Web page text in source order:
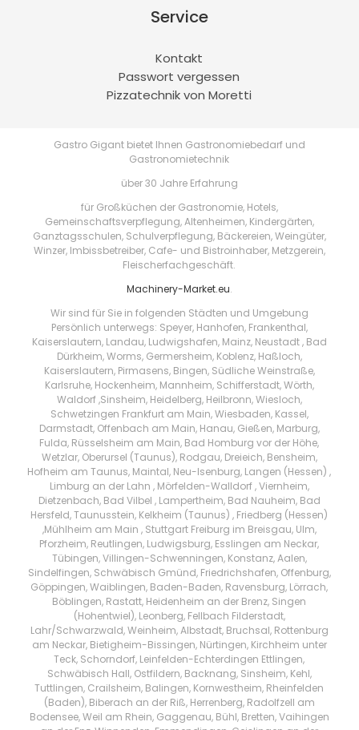
Service
Kontakt
Passwort vergessen
Pizzatechnik von Moretti
Gastro Gigant bietet Ihnen Gastronomiebedarf und
Gastronomietechnik
über 30 Jahre Erfahrung
für Großküchen der Gastronomie, Hotels,
Gemeinschaftsverpflegung, Altenheimen, Kindergärten,
Ganztagsschulen, Schulverpflegung, Bäckereien, Weingüter,
Winzer, Imbissbetreiber, Cafe- und Bistroinhaber, Metzgerein,
Fleischerfachgeschäft.
Machinery-Market.eu.
Wir sind für Sie in folgenden Städten und Umgebung
Persönlich unterwegs: Speyer, Hanhofen, Frankenthal,
Kaiserslautern, Landau, Ludwigshafen, Mainz, Neustadt , Bad
Dürkheim, Worms, Germersheim, Koblenz, Haßloch,
Kaiserslautern, Pirmasens, Bingen, Südliche Weinstraße,
Karlsruhe, Hockenheim, Mannheim, Schifferstadt, Wörth,
Waldorf ,Sinsheim, Heidelberg, Heilbronn, Wiesloch,
Schwetzingen Frankfurt am Main, Wiesbaden, Kassel,
Darmstadt, Offenbach am Main, Hanau, Gießen, Marburg,
Fulda, Rüsselsheim am Main, Bad Homburg vor der Höhe,
Wetzlar, Oberursel (Taunus), Rodgau, Dreieich, Bensheim,
Hofheim am Taunus, Maintal, Neu-Isenburg, Langen (Hessen) ,
Limburg an der Lahn , Mörfelden-Walldorf , Viernheim,
Dietzenbach, Bad Vilbel , Lampertheim, Bad Nauheim, Bad
Hersfeld, Taunusstein, Kelkheim (Taunus) , Friedberg (Hessen)
,Mühlheim am Main , Stuttgart Freiburg im Breisgau, Ulm,
Pforzheim, Reutlingen, Ludwigsburg, Esslingen am Neckar,
Tübingen, Villingen-Schwenningen, Konstanz, Aalen,
Sindelfingen, Schwäbisch Gmünd, Friedrichshafen, Offenburg,
Göppingen, Waiblingen, Baden-Baden, Ravensburg, Lörrach,
Böblingen, Rastatt, Heidenheim an der Brenz, Singen
(Hohentwiel), Leonberg, Fellbach Filderstadt,
Lahr/Schwarzwald, Weinheim, Albstadt, Bruchsal, Rottenburg
am Neckar, Bietigheim-Bissingen, Nürtingen, Kirchheim unter
Teck, Schorndorf, Leinfelden-Echterdingen Ettlingen,
Schwäbisch Hall, Ostfildern, Backnang, Sinsheim, Kehl,
Tuttlingen, Crailsheim, Balingen, Kornwestheim, Rheinfelden
(Baden), Biberach an der Riß, Herrenberg, Radolfzell am
Bodensee, Weil am Rhein, Gaggenau, Bühl, Bretten, Vaihingen